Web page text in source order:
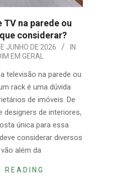
na parede ou
considerar?
JUNHO DE 2026
IN:
EM GERAL
televisão na parede ou
rack é uma dúvida
de imóveis. De
de interiores,
única para essa
considerar diversos
além da
READING